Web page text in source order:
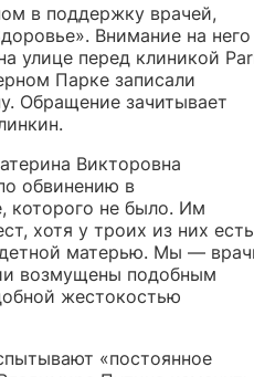
в поддержку врачей,
Внимание на него
улице перед клиникой
Парке записали
Обращение зачитывает
Викторовна
обвинению в
которого не было. Им
хотя у троих из них есть
матерью. Мы —
возмущены подобным
жестокостью
«постоянное